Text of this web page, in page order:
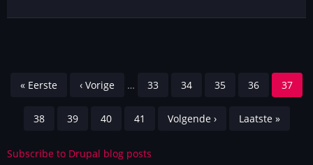
Ter
First
« Eerste
Previous
‹ Vorige … Pagina
33 Pagina
34 Pagina
35 Pagina
36
page
37
Pagina
38 Pagina
39 Pagina
40 Pagina
41
Next
Volgende ›
Last
Laatste »
Subscribe to Drupal blog posts